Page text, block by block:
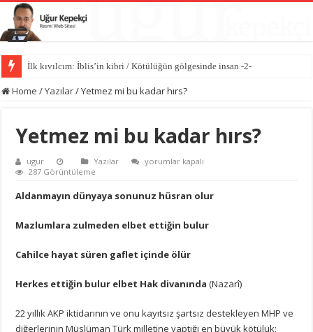
İlk kıvılcım: İblis’in kibri / Kötülüğün gölgesinde insan -2-
Kötülüğün anatomisi / Kötülüğün gölgesinde insan -1-
Home /Yazılar/Yetmez mi bu kadar hırs?
Yetmez mi bu kadar hırs?
ugur Yazılar
Yetmez
kadar
hırs?
yorumlar kapalı
287 Görüntüleme
Aldanmayın dünyaya sonunuz hüsran olur
Mazlumlara zulmeden elbet ettiğin bulur
Cahilce hayat süren gaflet içinde ölür
Herkes ettiğin bulur elbet Hak divanında (Nazarî)
22 yıllık AKP iktidarının ve onu kayıtsız şartsız destekleyen MHP ve
diğerlerinin Müslüman Türk milletine yaptığı en büyük kötülük;